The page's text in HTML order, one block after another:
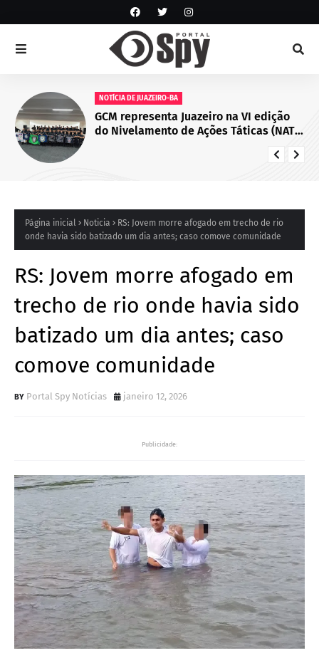
NOTÍCIA DE JUAZEIRO-BA
GCM representa Juazeiro na VI edição
do Nivelamento de Ações Táticas (NAT-
Página inicial Noticia
RS: Jovem morre afogado em trecho de rio
onde havia sido batizado um dia antes; caso comove comunidade
RS: Jovem morre afogado em
trecho de rio onde havia sido
batizado um dia antes; caso
comove comunidade
Portal Spy Notícias janeiro 12, 2026
Publicidade: